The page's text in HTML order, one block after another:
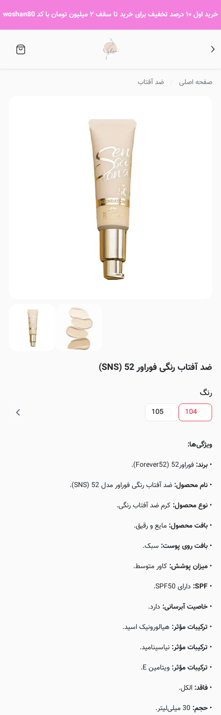
خرید اول ۱۰ درصد تخفیف برای خرید تا سقف ۲ میلیون تومان با کد woshan80
صفحه اصلی ضد آفتاب
ضد آفتاب رنگی فوراور 52 (SNS)
رنگ
104
105
ویژگی‌ها:
• برند: فوراور52 (Forever52).
• نام محصول: ضد آفتاب رنگی فوراور مدل 52 (SNS).
• نوع محصول: کرم ضد آفتاب رنگی.
• بافت محصول: مایع و رقیق.
• بافت روی پوست: سبک.
• میزان پوشش: کاور متوسط.
•
SPF: دارای SPF50.
• خاصیت آبرسانی: دارد.
• ترکیبات مؤثر: هیالورونیک اسید.
• ترکیبات مؤثر: نیاسینامید.
• ترکیبات مؤثر: ویتامین E.
• فاقد: الکل.
• حجم: